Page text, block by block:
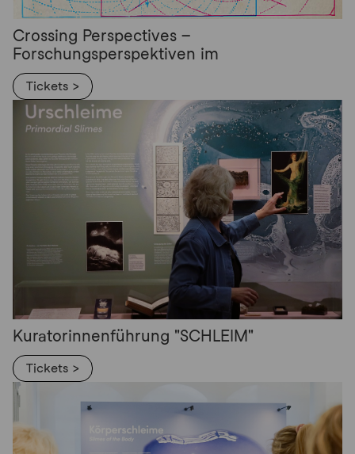
Crossing Perspectives –
Forschungsperspektiven im
Tickets >
Kuratorinnenführung "SCHLEIM"
Tickets >